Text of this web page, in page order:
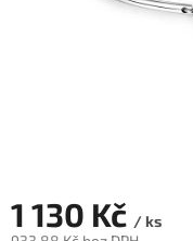
1 130 Kč / ks